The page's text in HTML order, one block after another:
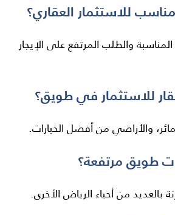
للاستثمار العقاري؟
والطلب المرتفع على الإيجار
للاستثمار في طويق؟
والأراضي من أفضل الخيارات.
طويق مرتفعة؟
بالعديد من أحياء الرياض الأخرى.